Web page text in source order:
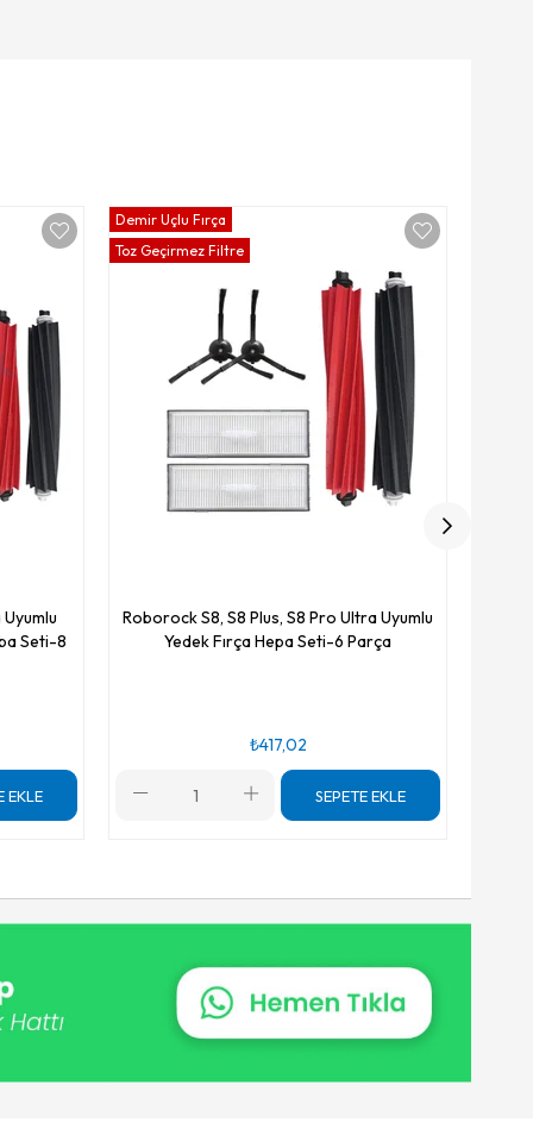
Seti-8
EKLE
Roborock S8, S8 Plus, S8 Pro Ultra Uyumlu
Yedek Fırça Hepa Seti-6 Parça
₺417,02
SEPETE EKLE
Demir Uçlu Fırça
Toz Geçirmez Filtre